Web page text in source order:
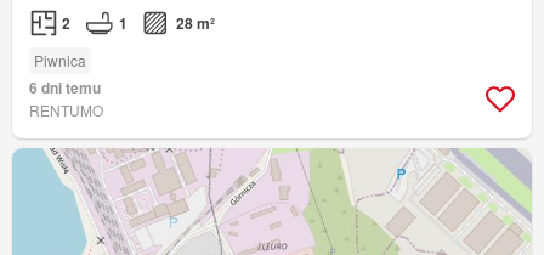
2 1 28 m²
Piwnica
6 dni temu
RENTUMO